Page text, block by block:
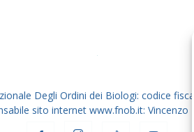
dei
Degli Ordini dei Biologi: codice
sito internet www.fnob.it: Vincenzo